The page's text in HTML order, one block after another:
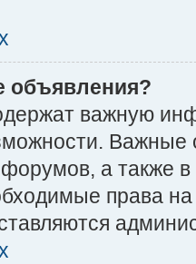
объявления?
важную
Важные
форумов, а также
права